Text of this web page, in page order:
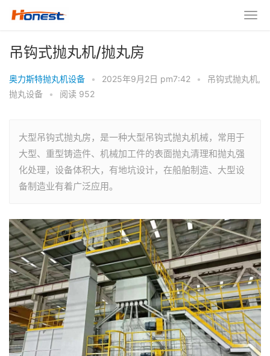
吊钩式抛丸机/抛丸房
奥力斯特抛丸机设备 • 2025年9月2日 pm7:42 • 吊钩式抛丸机,
抛丸设备
• 阅读 952
大型吊钩式抛丸房，是一种大型吊钩式抛丸机械，常用于
大型、重型铸造件、机械加工件的表面抛丸清理和抛丸强
化处理，设备体积大，有地坑设计，在船舶制造、大型设
备制造业有着广泛应用。